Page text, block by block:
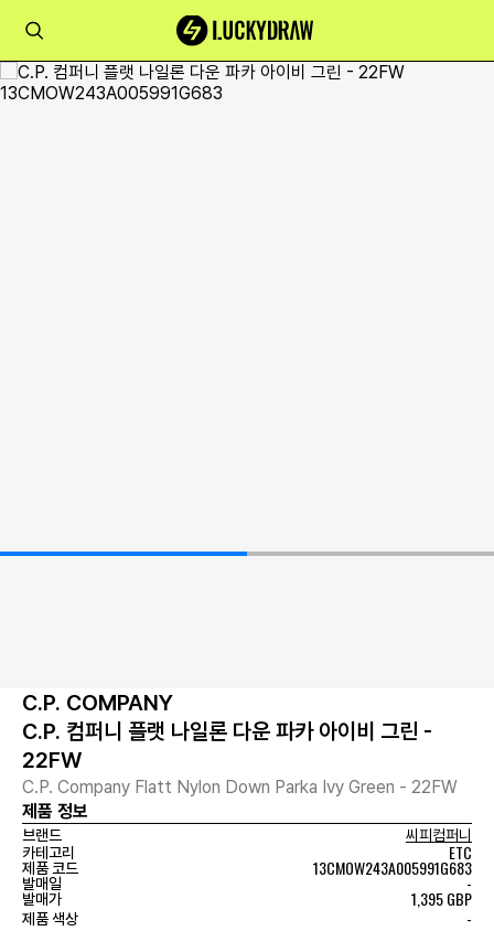
C.P. COMPANY
C.P. 컴퍼니 플랫 나일론 다운 파카 아이비 그린 -
22FW
C.P. Company Flatt Nylon Down Parka Ivy Green - 22FW
제품 정보
브랜드
씨피컴퍼니
카테고리
ETC
제품 코드 13CMOW243A005991G683
발매일 -
발매가 1,395 GBP
제품 색상 -